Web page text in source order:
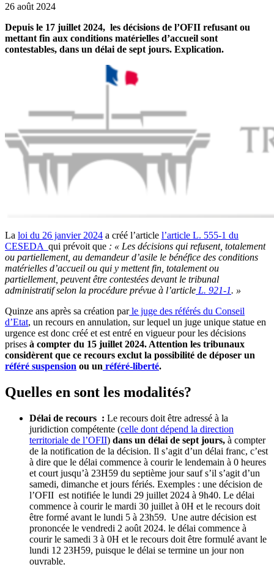
26 août 2024
Depuis le 17 juillet 2024, les décisions de l’OFII refusant ou
mettant fin aux conditions matérielles d’accueil sont
contestables, dans un délai de sept jours. Explication.
La loi du 26 janvier 2024 a créé l’article l’article L. 555-1 du
CESEDA qui prévoit que : « Les décisions qui refusent, totalement
ou partiellement, au demandeur d’asile le bénéfice des conditions
matérielles d’accueil ou qui y mettent fin, totalement ou
partiellement, peuvent être contestées devant le tribunal
administratif selon la procédure prévue à l’article L. 921-1. »
Quinze ans après sa création parle juge des référés du Conseil
d’Etat, un recours en annulation, sur lequel un juge unique statue en
urgence est donc créé et est entré en vigueur pour les décisions
prises à compter du 15 juillet 2024. Attention les tribunaux
considèrent que ce recours exclut la possibilité de déposer un
référé suspension ou un référé-liberté.
Quelles en sont les modalités?
Délai de recours : Le recours doit être adressé à la
juridiction compétente (celle dont dépend la direction
territoriale de l’OFII) dans un délai de sept jours, à compter
de la notification de la décision. Il s’agit d’un délai franc, c’est
à dire que le délai commence à courir le lendemain à 0 heures
et court jusqu’à 23H59 du septième jour sauf s’il s’agit d’un
samedi, dimanche et jours fériés. Exemples : une décision de
l’OFII est notifiée le lundi 29 juillet 2024 à 9h40. Le délai
commence à courir le mardi 30 juillet à 0H et le recours doit
être formé avant le lundi 5 à 23h59. Une autre décision est
prononcée le vendredi 2 août 2024. le délai commence à
courir le samedi 3 à 0H et le recours doit être formulé avant le
lundi 12 23H59, puisque le délai se termine un jour non
ouvrable.